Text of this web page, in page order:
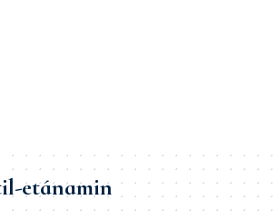
etánamin